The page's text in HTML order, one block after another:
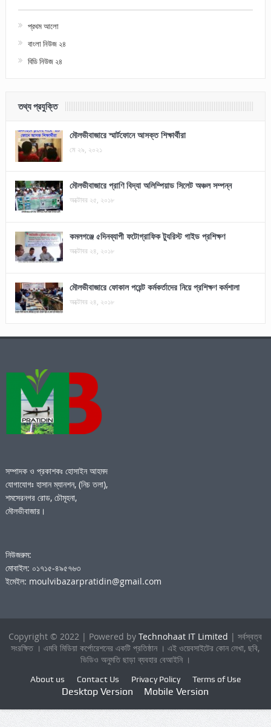
প্রথম আলো
বাংলা নিউজ ২৪
বিডি নিউজ ২৪
তথ্য প্রযুক্তি
মৌলভীবাজারে স্মার্টফোনে আসক্ত শিক্ষার্থীরা
মে ২৯, ২০২১
মৌলভীবাজারে প্রাণি বিদ্যা অলিম্পিয়াড সিলেট অঞ্চল সম্পন্ন
অক্টোবর ২৫, ২০১৮
কমলগঞ্জে ৫দিনব্যাপী ফটোগ্রাফিক ট্যুরিস্ট গাইড প্রশিক্ষণ
অক্টোবর ২৪, ২০১৮
মৌলভীবাজারে ফোকাল পয়েন্ট কর্মকর্তাদের নিয়ে প্রশিক্ষণ কর্মশালা
অক্টোবর ২৪, ২০১৮
সম্পাদক ও প্রকাশকঃ হোসাইন আহমদ
যোগাযোগঃ হাসান ম্যানশন, (নিচ তলা),
শমসেরনগর রোড, চৌমূহনা,
মৌলভীবাজার।
নিউজরুম:
মোবাইল: ০১৭১৫-৪৯৫৭৬৩
ইমেইল: moulvibazarpratidin@gmail.com
Copyright © 2022 | Powered byTechnohaat IT Limited | সর্বস্বত্ব
সংরক্ষিত । এমবি মিডিয়া কর্পোরেশনের একটি প্রতিষ্ঠান । এই ওয়েবসাইটের কোন লেখা, ছবি,
ভিডিও অনুমতি ছাড়া ব্যবহার বেআইনি ।
About us Contact Us Privacy Policy Terms of Use
Desktop Version Mobile Version